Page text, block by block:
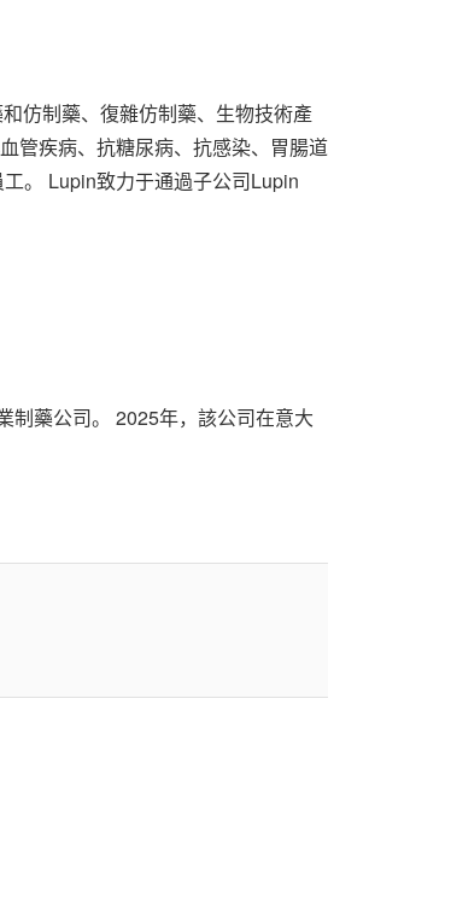
仿制藥、復雜仿制藥、生物技術產
管疾病、抗糖尿病、抗感染、胃腸道
。 Lupin致力于通過子公司Lupin
制藥公司。 2025年，該公司在意大